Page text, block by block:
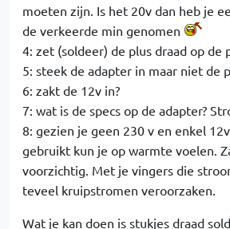
moeten zijn. Is het 20v dan heb je
de verkeerde min genomen
4: zet (soldeer) de plus draad op de
5: steek de adapter in maar niet de
6: zakt de 12v in?
7: wat is de specs op de adapter?
8: gezien je geen 230 v en enkel
gebruikt kun je op warmte voelen.
voorzichtig. Met je vingers die
teveel kruipstromen veroorzaken.
Wat je kan doen is stukjes draad